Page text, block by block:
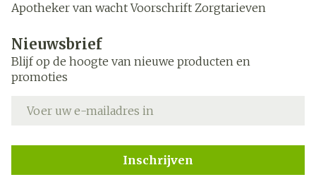
Apotheker van wacht Voorschrift Zorgtarieven
Nieuwsbrief
Blijf op de hoogte van nieuwe producten en
promoties
Inschrijven